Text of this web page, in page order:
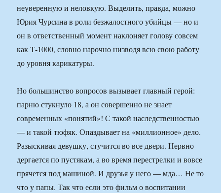
неуверенную и неловкую. Выделить, правда, можно
Юрия Чурсина в роли безжалостного убийцы — но и
он в ответственный момент наклоняет голову совсем
как Т-1000, словно нарочно низводя всю свою работу
до уровня карикатуры.
Но большинство вопросов вызывает главный герой:
парню стукнуло 18, а он совершенно не знает
современных «понятий»! С такой наследственностью
— и такой тюфяк. Опаздывает на «миллионное» дело.
Разыскивая девушку, стучится во все двери. Нервно
дергается по пустякам, а во время перестрелки и вовсе
прячется под машиной. И друзья у него — мда… Не то
что у папы. Так что если это фильм о воспитании